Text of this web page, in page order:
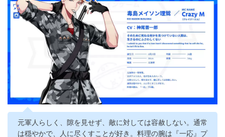
元軍人らしく、隙を見せず、敵に対しては容赦しない。通常
は穏やかで、人に尽くすことが好き。料理の腕は『一応』プ